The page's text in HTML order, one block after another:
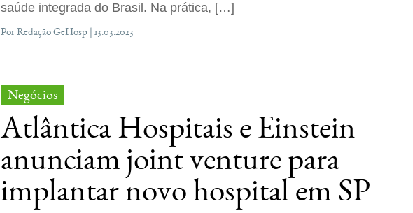
saúde integrada do Brasil. Na prática, […]
Por Redação GeHosp | 13.03.2023
Negócios
Atlântica Hospitais e Einstein
anunciam joint venture para
implantar novo hospital em SP